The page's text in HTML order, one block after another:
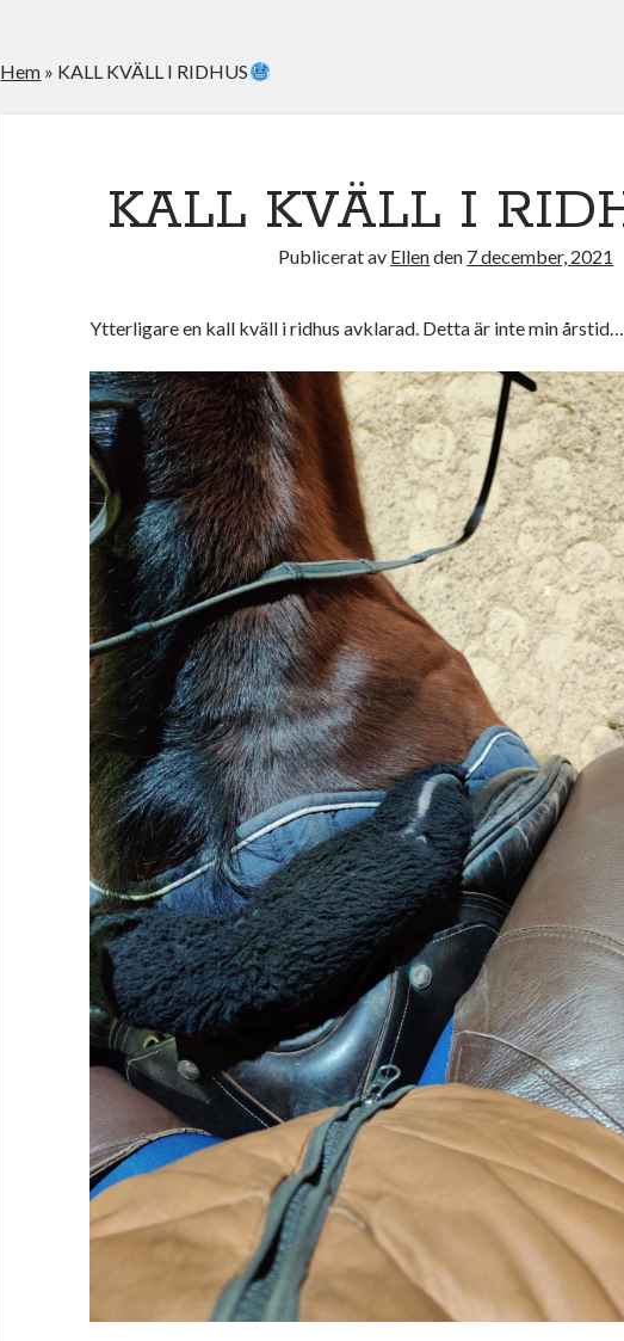
Hem » KALL KVÄLL I RIDHUS
KALL KVÄLL I
Publicerat av Ellenden 7 december, 2021
Ytterligare en kall kväll i ridhus avklarad. Detta är inte min årstid…